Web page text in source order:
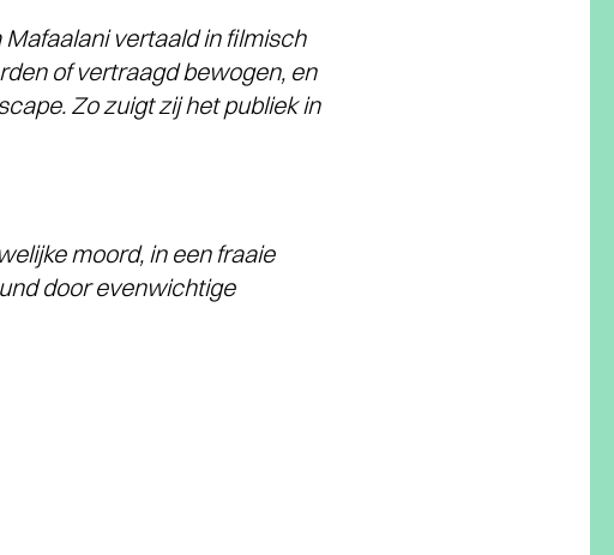
vertaald in filmisch
of vertraagd bewogen, en
Zo zuigt zij het publiek in
moord, in een fraaie
door evenwichtige